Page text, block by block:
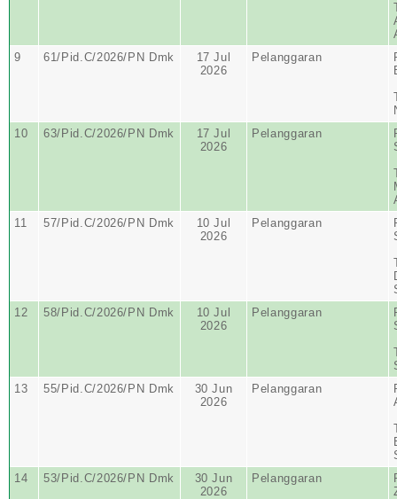
9
61/Pid.C/2026/PN Dmk
17 Jul
2026
Pelanggaran
10
63/Pid.C/2026/PN Dmk
17 Jul
2026
Pelanggaran
11
57/Pid.C/2026/PN Dmk
10 Jul
2026
Pelanggaran
12
58/Pid.C/2026/PN Dmk
10 Jul
2026
Pelanggaran
13
55/Pid.C/2026/PN Dmk
30 Jun
2026
Pelanggaran
14
53/Pid.C/2026/PN Dmk
30 Jun
2026
Pelanggaran